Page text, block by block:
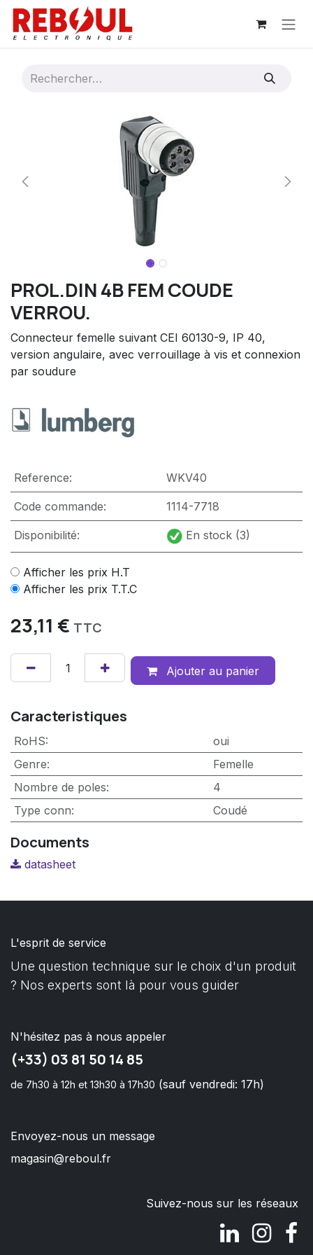
Se rendre au contenu
PROL.DIN 4B FEM COUDE
VERROU.
Connecteur femelle suivant CEI 60130-9, IP 40,
version angulaire, avec verrouillage à vis et connexion
par soudure
Reference: WKV40
Code commande: 1114-7718
Disponibilité: En stock (3)
Afficher les prix H.T
Afficher les prix T.T.C
23,11 € TTC
Ajouter au panier
Caracteristiques
RoHS:
oui
Genre:
Femelle
Nombre de poles:
4
Type conn: Coudé
Documents
datasheet
L'esprit de service
Une question technique sur le choix d'un produit
? Nos experts sont là pour vous guider
N'hésitez pas à nous appeler
(+33) 03 81 50 14 85
de 7h30 à 12h et 13h30 à 17h30 (sauf vendredi: 17h)
Envoyez-nous un message
magasin@reboul.fr
Suivez-nous sur les réseaux